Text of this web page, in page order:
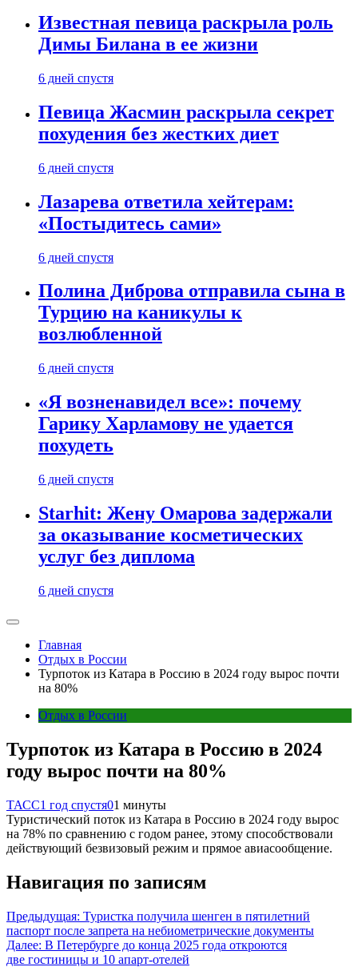
Известная певица раскрыла роль
Димы Билана в ее жизни
6 дней спустя
Певица Жасмин раскрыла секрет
похудения без жестких диет
6 дней спустя
Лазарева ответила хейтерам:
«Постыдитесь сами»
6 дней спустя
Полина Диброва отправила сына в
Турцию на каникулы к
возлюбленной
6 дней спустя
«Я возненавидел все»: почему
Гарику Харламову не удается
похудеть
6 дней спустя
Starhit: Жену Омарова задержали
за оказывание косметических
услуг без диплома
6 дней спустя
Главная
Отдых в России
Турпоток из Катара в Россию в 2024 году вырос почти
на 80%
Отдых в России
Турпоток из Катара в Россию в 2024
году вырос почти на 80%
ТАСС1 год спустя01 минуты
Туристический поток из Катара в Россию в 2024 году вырос
на 78% по сравнению с годом ранее, этому способствовали
действующий безвизовый режим и прямое авиасообщение.
Навигация по записям
Предыдущая: Туристка получила шенген в пятилетний
паспорт после запрета на небиометрические документы
Далее: В Петербурге до конца 2025 года откроются
две гостиницы и 10 апарт-отелей